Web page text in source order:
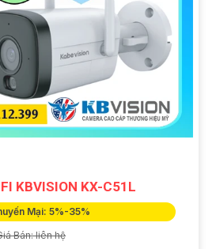
KBVISION KX-C51L
Mại: 5%-35%
Bán: liên hệ